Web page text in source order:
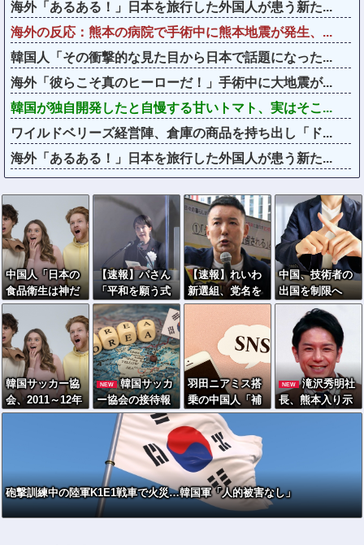
海外「あるある！」日本を旅行した外国人が患う新た...
海外の反応：熊本の病院で手術中に熊本地震が発生、...
韓国人「その衝撃的な見た目から日本で話題になった...
海外「彼らこそ真のヒーローだ！」手術中に大地震が...
韓国が独自開発したと自慢する甘いトマト、実はそこ...
ワイルドベリーズ経営陣、倉庫の商品を持ち出し「ド...
海外「あるある！」日本を旅行した外国人が患う新た...
中国人「日本の
食品衛生は神だ
と思ってた」→
魚を床に落とし
て洗って陳列す
るのを見て幻滅
【速報】パさん
「平和を願う式
典なのに防弾ガ
ラスと防弾バッ
グSP」安倍元首
相の悲劇や石破
前首相も同環境
だったことは忘
れる
【速報】れいわ
新選組、党名を
「いのちの党」
へ変更表明 → ﾈ
ｯﾄ「ギャグセン
ス高すぎ」「カ
ルト感増した」
「迷走しすぎ
ｗ」ｗｗｗｗｗ
ｗｗｗｗｗｗｗ
ｗｗｗ
中国、技術者の
出国を制限へ
「国が危険と判
断したら出国禁
止」
韓国サッカー協
会、2011～12年
に国際審判員ら
NEW
韓国サッカ
ー協会の接待報
道で「2002年も
調べろ」の声続
出ｗｗｗ
羽田ニアミス搭
乗の中国人「補
償も見舞いもな
い」中国ネット
「いや要らんや
ろ」
NEW
滝沢秀明社
長、熊本入り示
唆「男手が必
砲撃訓練中の陸軍K1E1戦車で火災…韓国軍「人的被害なし」